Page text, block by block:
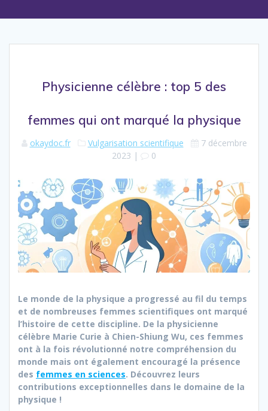
Physicienne célèbre : top 5 des
femmes qui ont marqué la physique
okaydoc.fr Vulgarisation scientifique
7 décembre
2023 | 0
Le monde de la physique a progressé au fil du temps
et de nombreuses femmes scientifiques ont marqué
l’histoire de cette discipline. De la physicienne
célèbre Marie Curie à Chien-Shiung Wu, ces femmes
ont à la fois révolutionné notre compréhension du
monde mais ont également encouragé la présence
des femmes en sciences. Découvrez leurs
contributions exceptionnelles dans le domaine de la
physique !